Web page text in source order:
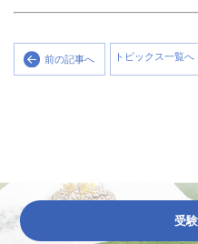
前の記事へ トピックス一覧へ
受